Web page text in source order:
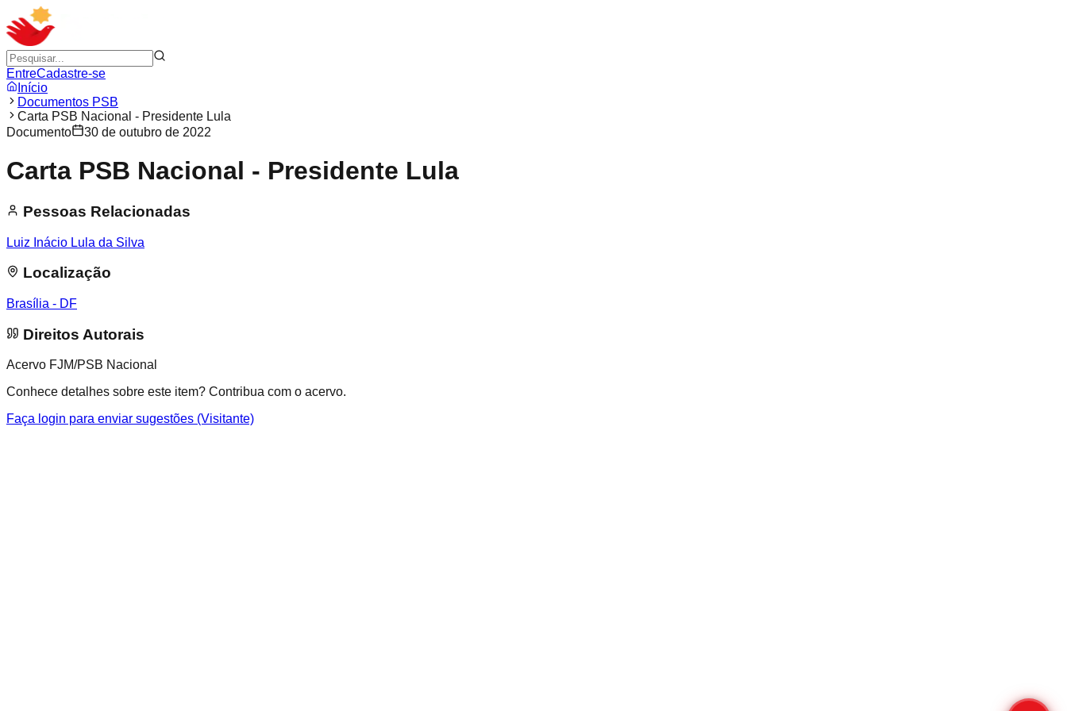
EntreCadastre-se
Início
Documentos PSB
Carta PSB Nacional - Presidente Lula
Documento
30 de outubro de 2022
Carta PSB Nacional - Presidente Lula
Pessoas Relacionadas
Luiz Inácio Lula da Silva
Localização
Brasília - DF
Direitos Autorais
Acervo FJM/PSB Nacional
Conhece detalhes sobre este item? Contribua com o acervo.
Faça login para enviar sugestões (Visitante)